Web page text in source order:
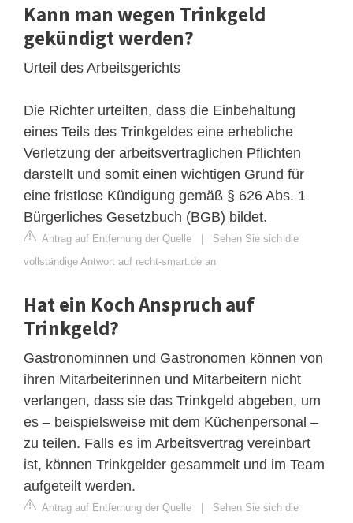
Kann man wegen Trinkgeld
gekündigt werden?
Urteil des Arbeitsgerichts
Die Richter urteilten, dass die Einbehaltung
eines Teils des Trinkgeldes eine erhebliche
Verletzung der arbeitsvertraglichen Pflichten
darstellt und somit einen wichtigen Grund für
eine fristlose Kündigung gemäß § 626 Abs. 1
Bürgerliches Gesetzbuch (BGB) bildet.
Antrag auf Entfernung der Quelle | Sehen Sie sich die
vollständige Antwort auf recht-smart.de an
Hat ein Koch Anspruch auf
Trinkgeld?
Gastronominnen und Gastronomen können von
ihren Mitarbeiterinnen und Mitarbeitern nicht
verlangen, dass sie das Trinkgeld abgeben, um
es – beispielsweise mit dem Küchenpersonal –
zu teilen. Falls es im Arbeitsvertrag vereinbart
ist, können Trinkgelder gesammelt und im Team
aufgeteilt werden.
Antrag auf Entfernung der Quelle | Sehen Sie sich die